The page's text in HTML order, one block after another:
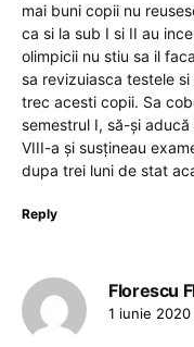
mai buni copii nu
ca si la sub I si II au
olimpicii nu stiu sa il
sa revizuiasca testele
trec acesti copii. Sa
semestrul I, să-și
VIII-a și susțineau
dupa trei luni de stat
Reply
Florescu
1 iunie 2020